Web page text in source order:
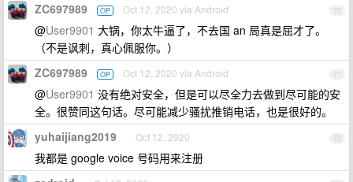
70
ZC697989 OP Oct 12, 2020 via Android
@User9901 大锅，你太牛逼了，不去国 an 局真是屈才了。
（不是讽刺，真心佩服你。）
71
ZC697989 OP Oct 12, 2020 via Android
@User9901 没有绝对安全，但是可以尽全力去做到尽可能的安
全。很赞同这句话。尽可能减少骚扰推销电话，也是很好的。
72
yuhaijiang2019 Oct 12, 2020
我都是 google voice 号码用来注册